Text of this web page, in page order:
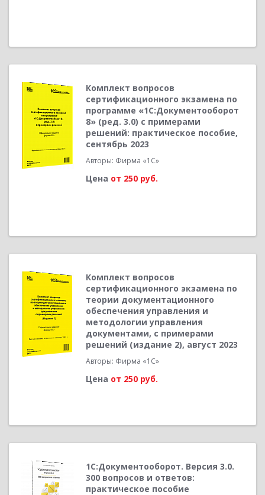
Комплект вопросов
сертификационного экзамена по
программе «1С:Документооборот
8» (ред. 3.0) с примерами
решений: практическое пособие,
сентябрь 2023
Авторы: Фирма «1С»
Цена от 250 руб.
Комплект вопросов
сертификационного экзамена по
теории документационного
обеспечения управления и
методологии управления
документами, с примерами
решений (издание 2), август 2023
Авторы: Фирма «1С»
Цена от 250 руб.
1С:Документооборот. Версия 3.0.
300 вопросов и ответов:
практическое пособие